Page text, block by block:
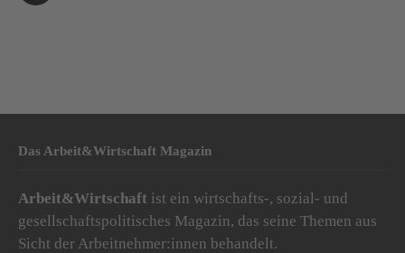
Das Arbeit&Wirtschaft Magazin
Arbeit&Wirtschaft ist ein wirtschafts-, sozial- und
gesellschaftspolitisches Magazin, das seine Themen aus
Sicht der Arbeitnehmer:innen behandelt.